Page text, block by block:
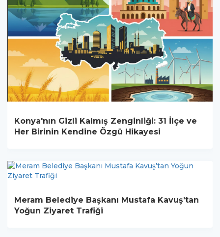
Konya'nın Gizli Kalmış Zenginliği: 31 İlçe ve
Her Birinin Kendine Özgü Hikayesi
Meram Belediye Başkanı Mustafa Kavuş’tan
Yoğun Ziyaret Trafiği